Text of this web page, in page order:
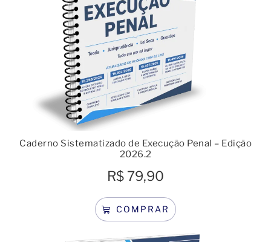
Caderno Sistematizado de Execução Penal – Edição
2026.2
R$ 79,90
COMPRAR